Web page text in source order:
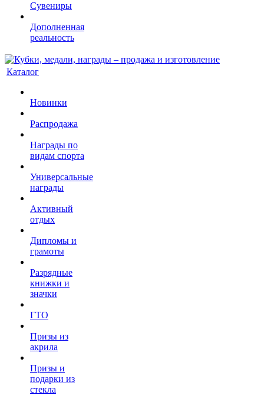
Сувениры
Дополненная
реальность
Каталог
Новинки
Распродажа
Награды по
видам спорта
Универсальные
награды
Активный
отдых
Дипломы и
грамоты
Разрядные
книжки и
значки
ГТО
Призы из
акрила
Призы и
подарки из
стекла